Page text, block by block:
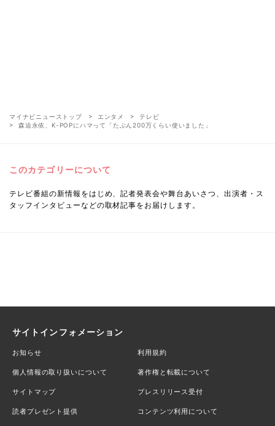
マイナビニューストップ エンタメ
テレビ
森迫永依、K-POPにハマって「たぶん200万くらい使いました」
このカテゴリーについて
テレビ番組の新情報をはじめ、記者発表会や舞台あいさつ、出演者・ス
タッフインタビューなどの取材記事をお届けします。
サイトインフォメーション
お知らせ 利用規約
個人情報の取り扱いについて 著作権と転載について
サイトマップ プレスリリース受付
読者プレゼント提供 コンテンツ利用について